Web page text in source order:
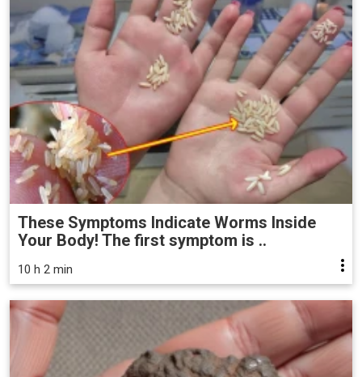
These Symptoms Indicate Worms Inside
Your Body! The first symptom is ..
10 h 2 min